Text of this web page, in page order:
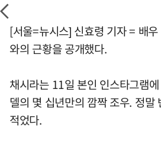
[서울=뉴시스] 신효령 기자 = 배
와의 근황을 공개했다.
채시라는 11일 본인 인스타그램
델의 몇 십년만의 깜짝 조우. 정말
적었다.